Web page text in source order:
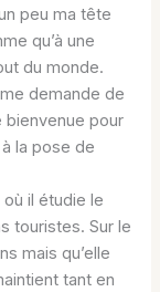
peu ma tête
qu’à une
du monde.
demande de
bienvenue pour
la pose de
il étudie le
touristes. Sur le
mais qu’elle
tant en